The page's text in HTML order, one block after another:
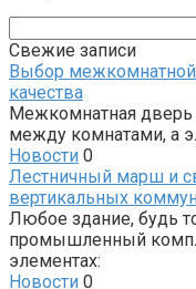
Свежие записи
Выбор межкомнатной
качества
Межкомнатная дверь
между комнатами, а
Новости 0
Лестничный марш и
вертикальных
Любое здание, будь
промышленный
элементах:
Новости 0